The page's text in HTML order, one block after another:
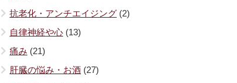
抗老化・アンチエイジング (2)
自律神経や心 (13)
痛み (21)
肝臓の悩み・お酒 (27)